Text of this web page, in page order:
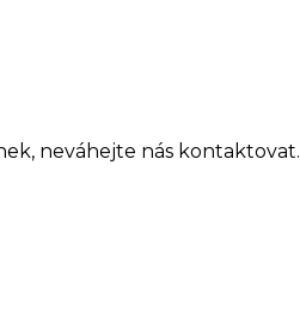
neváhejte nás kontaktovat.